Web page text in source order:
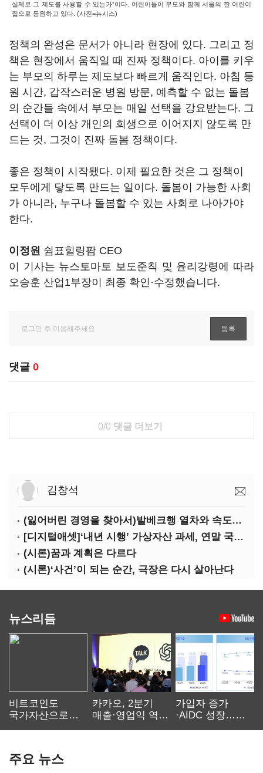
실제로 그 제도를 사용할 수 있는가”이다. 어린이들이 부모와 함께 서울의 한 어린이
집으로 등원하고 있다. (사진=뉴시스)
정책의 완성은 문서가 아니라 현장에 있다. 그리고 정
책은 현장에서 움직일 때 진짜 정책이다. 아이를 키우
는 부모의 하루는 제도보다 빠르게 움직인다. 아침 등
원 시간, 갑작스러운 병원 방문, 예측할 수 없는 돌봄
의 순간들 속에서 부모는 매일 선택을 강요받는다. 그
선택이 더 이상 개인의 희생으로 이어지지 않도록 만
드는 것, 그것이 진짜 돌봄 정책이다.
좋은 정책이 시작됐다. 이제 필요한 것은 그 정책이
모두에게 닿도록 만드는 일이다. 돌봄이 가능한 사회
가 아니라, 누구나 돌봄할 수 있는 사회로 나아가야
한다.
이정원 쉼표힐링팜 CEO
이 기사는 뉴스토마토 보도준칙 및 윤리강령에 따라
오승훈 산업1부장이 최종 확인·수정했습니다.
댓글 0
0/0 댓글 더보기
김창석
(잃어버린 경영을 찾아서)발베크행 열차와 속도의 환상: 디지털 전환과 물류 혁신의 포용적 노동 전략
[디지털애셋]‘내년 시행’ 가상자산 과세, 연말 국회 문턱 넘을까
(시론)꿈과 계획은 다르다
(시론)‘사건’이 되는 순간, 극장은 다시 살아난다
뉴스리듬
비트코인도
국가자산으로…'
카카오, 2분기
매출·영업익 역대
가입자 증가
·AIDC 성장…
주요 뉴스